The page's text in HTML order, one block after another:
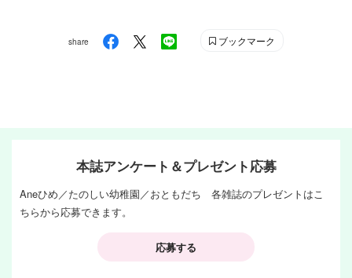
share ブックマーク
本誌アンケート＆プレゼント応募
Aneひめ／たのしい幼稚園／おともだち 各雑誌のプレゼントはこ
ちらから応募できます。
応募する